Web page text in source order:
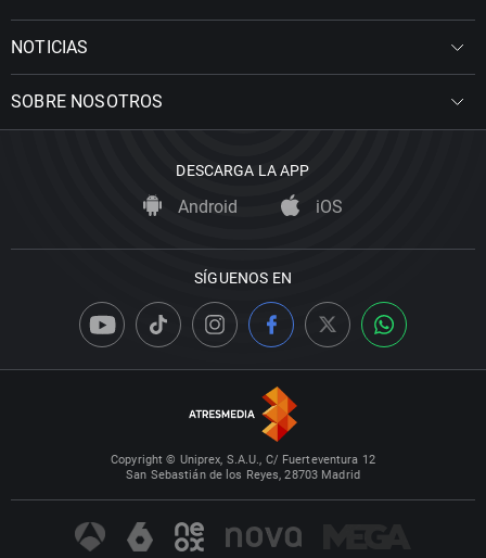
NOTICIAS
SOBRE NOSOTROS
DESCARGA LA APP
Android iOS
SÍGUENOS EN
Copyright © Uniprex, S.A.U., C/ Fuerteventura 12
San Sebastián de los Reyes, 28703 Madrid